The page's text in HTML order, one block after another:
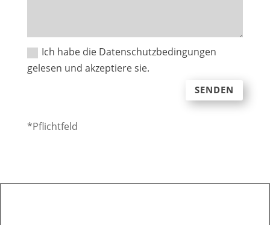
Ich habe die Datenschutzbedingungen
gelesen und akzeptiere sie.
SENDEN
*Pflichtfeld